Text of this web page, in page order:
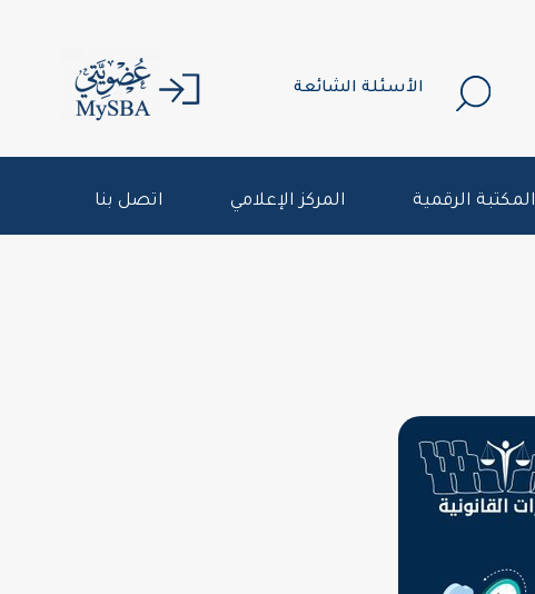
الأسئلة الشائعة
المكتبة الرقمية المركز الإعلامي اتصل بنا